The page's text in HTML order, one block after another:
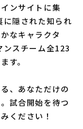
ンサイトに集
隠された知られ
なキャラクタ
スチーム全123
す。
、あなただけの
試合開始を待つ
ください！